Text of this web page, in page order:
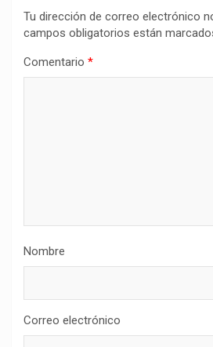
Tu dirección de correo electrónico
campos obligatorios están
Comentario *
Nombre
Correo electrónico